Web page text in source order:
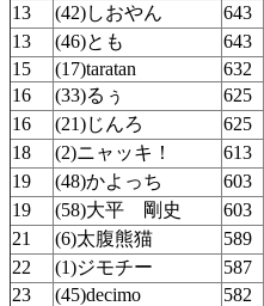
13
(42)しおやん 643
13
(46)とも 643
15
(17)taratan 632
16
(33)るぅ 625
16
(21)じんろ 625
18
(2)ニャッキ！ 613
19
(48)かよっち 603
19
(58)大平 剛史 603
21
(6)太腹熊猫 589
22
(1)ジモチー 587
23
(45)decimo 582